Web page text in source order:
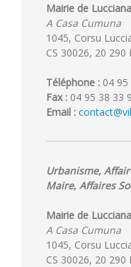
Mairie de Lucciana
A Casa Cumuna
1045, Corsu
CS 30026, 20 290
Téléphone : 04 95
Fax : 04 95 38 33
Email :
Urbanisme,
Maire, Affaires
Mairie de Lucciana
A Casa Cumuna
1045, Corsu
CS 30026, 20 290